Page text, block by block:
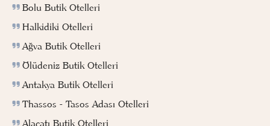
Bolu Butik Otelleri
Halkidiki Otelleri
Ağva Butik Otelleri
Ölüdeniz Butik Otelleri
Antakya Butik Otelleri
Thassos - Tasos Adası Otelleri
Alaçatı Butik Otelleri